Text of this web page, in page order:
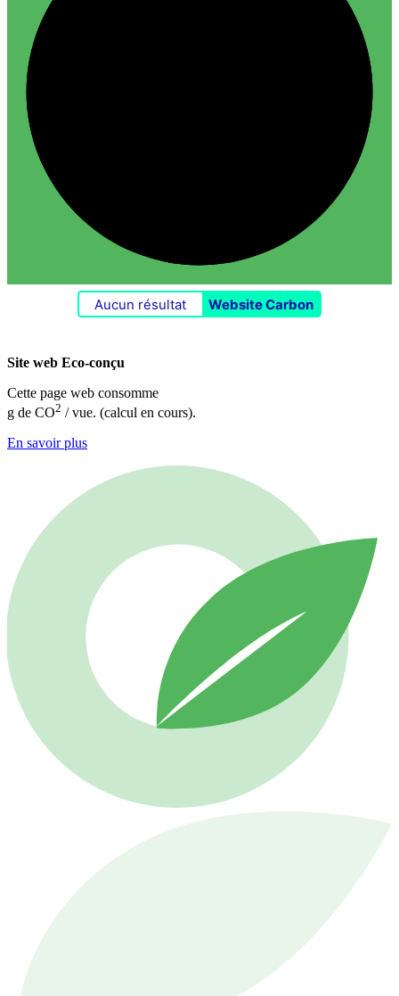
Aucun résultat Website Carbon
Site web Eco-conçu
Cette page web consomme
g de CO2 / vue. (calcul en cours).
En savoir plus